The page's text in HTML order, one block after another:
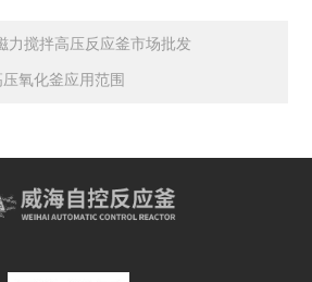
力搅拌高压反应釜市场批发
氧化釜应用范围